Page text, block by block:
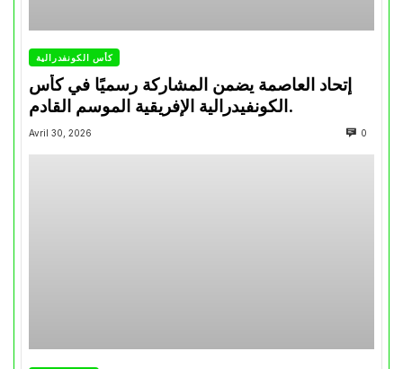
كأس الكونفدرالية
إتحاد العاصمة يضمن المشاركة رسميًا في كأس
الكونفيدرالية الإفريقية الموسم القادم.
Avril 30, 2026 0